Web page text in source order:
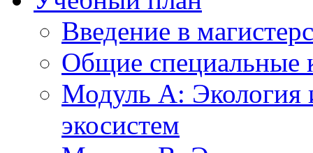
Введение в
Общие специальные
Модуль А: Экология
экосистем